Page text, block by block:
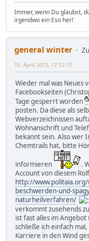
Immer, wenn Du glaubst,
irgendwo ein Eso her!
general winter
15. April 2013, 17:12:13
Wieder mal was Neues
Facebookseiten
Tage gesperrt worden
posten. Da diese als
Webverzeichnissen
Wohnanschrift und
bekannt sein. Also wer
Chemtrails hat, bitte
informieren
.
Account von diesem
http://
beschwerden-und-
naturheilverfahren/
verkommt zusehends
ist fast alles im Angebot
schließe ich einfach
Karriere in den Wind